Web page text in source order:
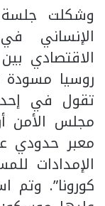
وشكلت جلسة
الإنساني
الاقتصادي
روسيا مسودة
تقول في
مجلس الأمن
معبر حدودي
الإمدادات
كورونا”. وتم